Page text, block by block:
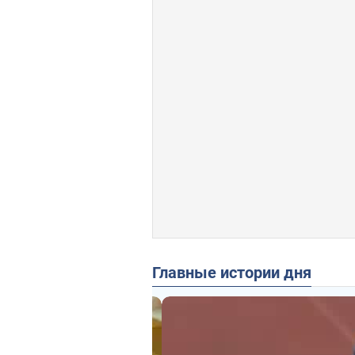
Главные истории дня